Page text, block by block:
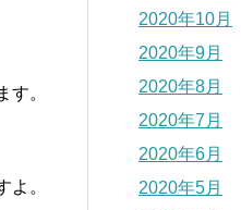
。
。
2020年10月
2020年9月
2020年8月
2020年7月
2020年6月
2020年5月